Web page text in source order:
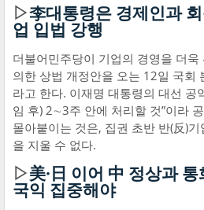
▷李대통령은 경제인과
업 입법 강행
더불어민주당이 기업의 경영을 더
의한 상법 개정안을 오는 12일 국회
라고 한다. 이재명 대통령의 대선 공
임 후) 2∼3주 안에 처리할 것”이라
몰아붙이는 것은, 집권 초반 반(反)
을 지울 수 없다.
▷美·日 이어 中 정상과
국익 집중해야